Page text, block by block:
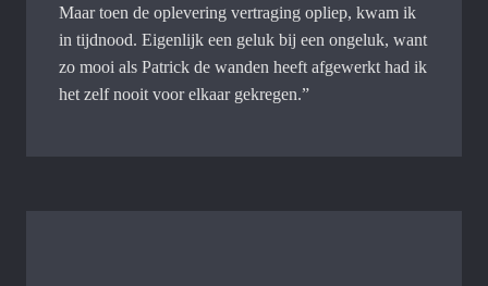
Maar toen de oplevering vertraging opliep, kwam ik
in tijdnood. Eigenlijk een geluk bij een ongeluk, want
zo mooi als Patrick de wanden heeft afgewerkt had ik
het zelf nooit voor elkaar gekregen.”